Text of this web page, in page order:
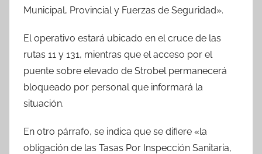
Municipal, Provincial y Fuerzas de Seguridad».
El operativo estará ubicado en el cruce de las
rutas 11 y 131, mientras que el acceso por el
puente sobre elevado de Strobel permanecerá
bloqueado por personal que informará la
situación.
En otro párrafo, se indica que se difiere «la
obligación de las Tasas Por Inspección Sanitaria,